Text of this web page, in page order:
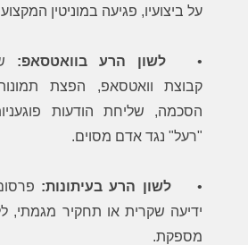
על ביצועיו, פגיעה במוניטין
• לשון הרע בוואטסאפ:
קבוצת וואטסאפ, הפצת
הסכמה, שליחת הודעות
"רעל" נגד אדם מסוים.
• לשון הרע בעיתונות:
ידיעה שקרית או תחקיר מגמתי,
מספקת.